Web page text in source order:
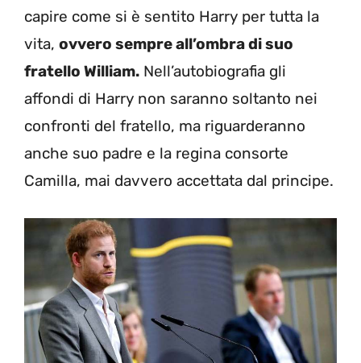
capire come si è sentito Harry per tutta la
vita, ovvero sempre all’ombra di suo
fratello William. Nell’autobiografia gli
affondi di Harry non saranno soltanto nei
confronti del fratello, ma riguarderanno
anche suo padre e la regina consorte
Camilla, mai davvero accettata dal principe.